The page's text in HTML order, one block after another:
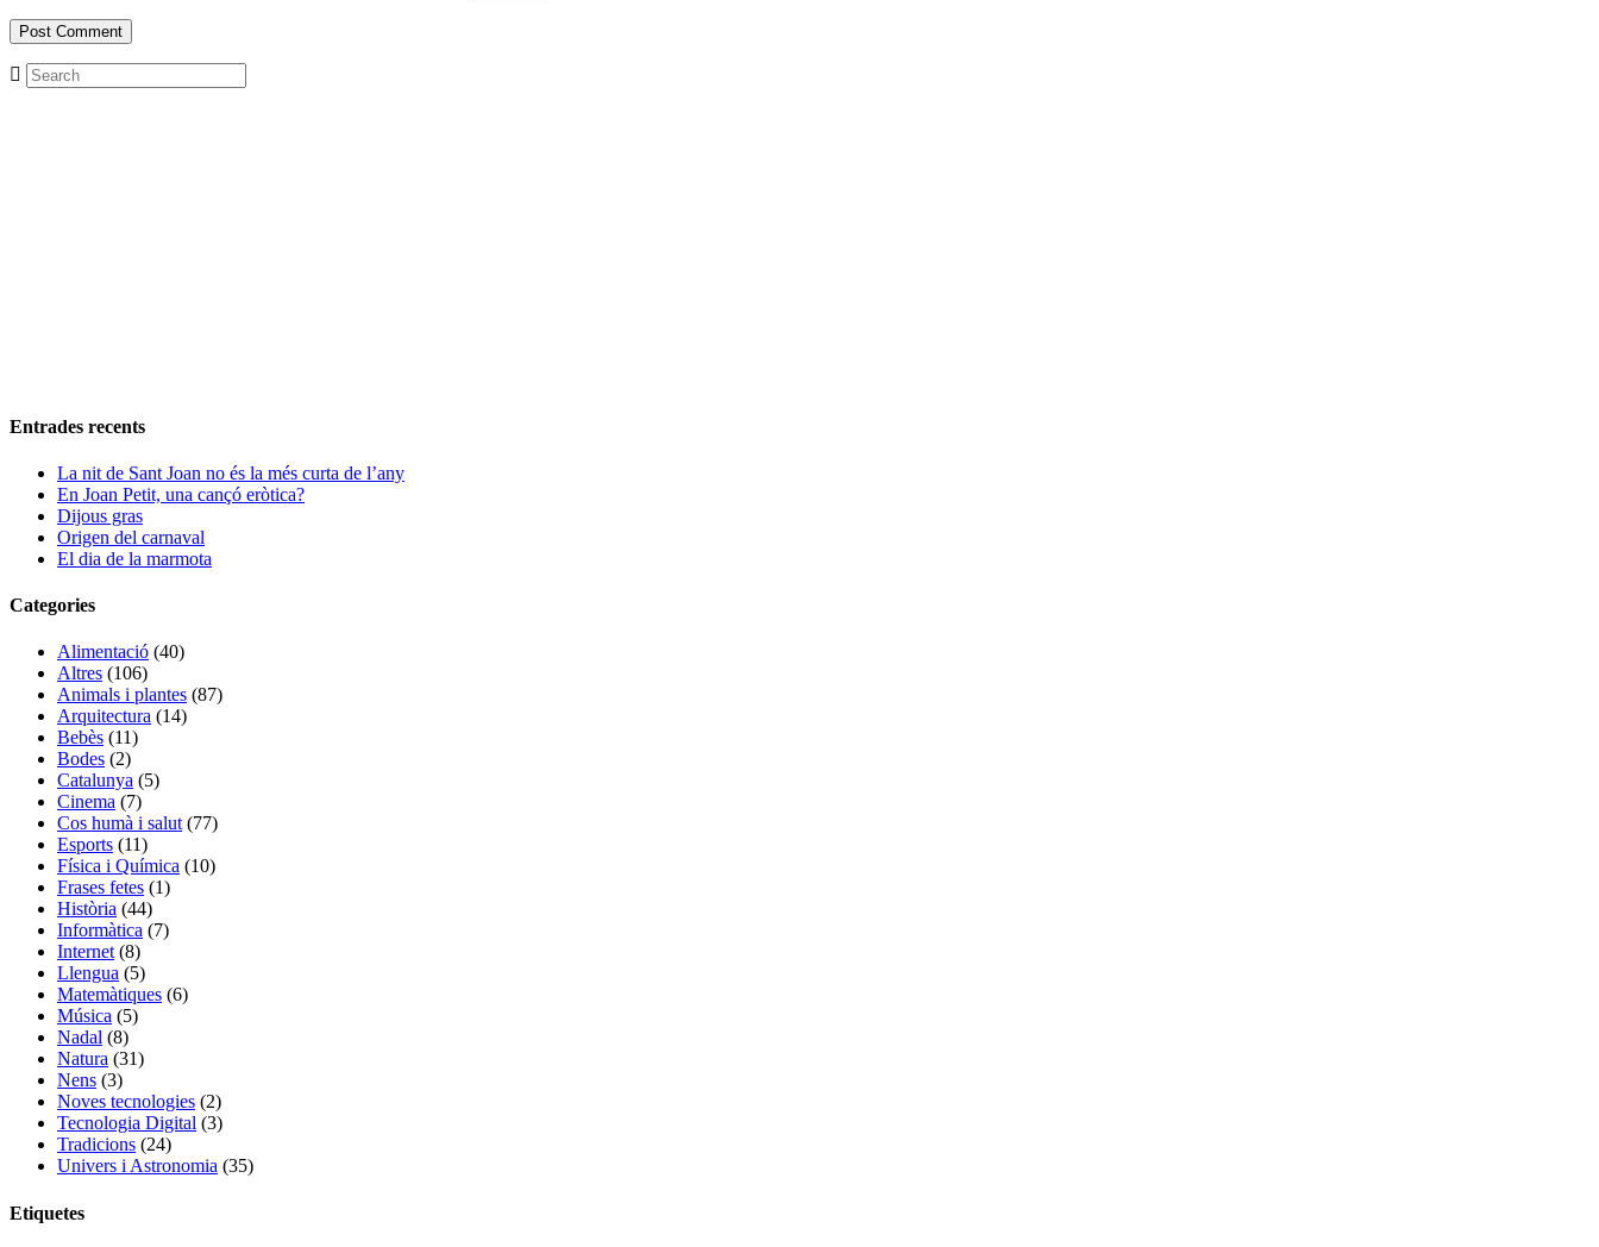
Entrades recents
La nit de Sant Joan no és la més curta de l’any
En Joan Petit, una cançó eròtica?
Dijous gras
Origen del carnaval
El dia de la marmota
Categories
Alimentació (40)
Altres (106)
Animals i plantes (87)
Arquitectura (14)
Bebès (11)
Bodes (2)
Catalunya (5)
Cinema (7)
Cos humà i salut(77)
Esports (11)
Física i Química (10)
Frases fetes (1)
Història (44)
Informàtica (7)
Internet(8)
Llengua (5)
Matemàtiques (6)
Música (5)
Nadal (8)
Natura (31)
Nens (3)
Noves tecnologies (2)
Tecnologia Digital (3)
Tradicions (24)
Univers i Astronomia (35)
Etiquetes